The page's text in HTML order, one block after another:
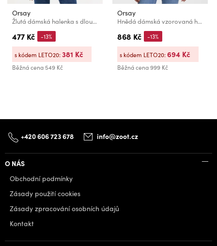
Orsay
Žlutá dámská halenka s dlouhým rukávem ORSAY
477 Kč
Běžná cena549 Kč
-13%
s kódem LETO20:381 Kč
Orsay
Hnědá dámská vzorovaná halenka ORSAY
868 Kč
Běžná cena999 Kč
-13%
s kódem LETO20:694 Kč
+420 606 723 678 info@zoot.cz
O NÁS
Obchodní podmínky
Zásady použití cookies
Zásady zpracování osobních údajů
Kontakt